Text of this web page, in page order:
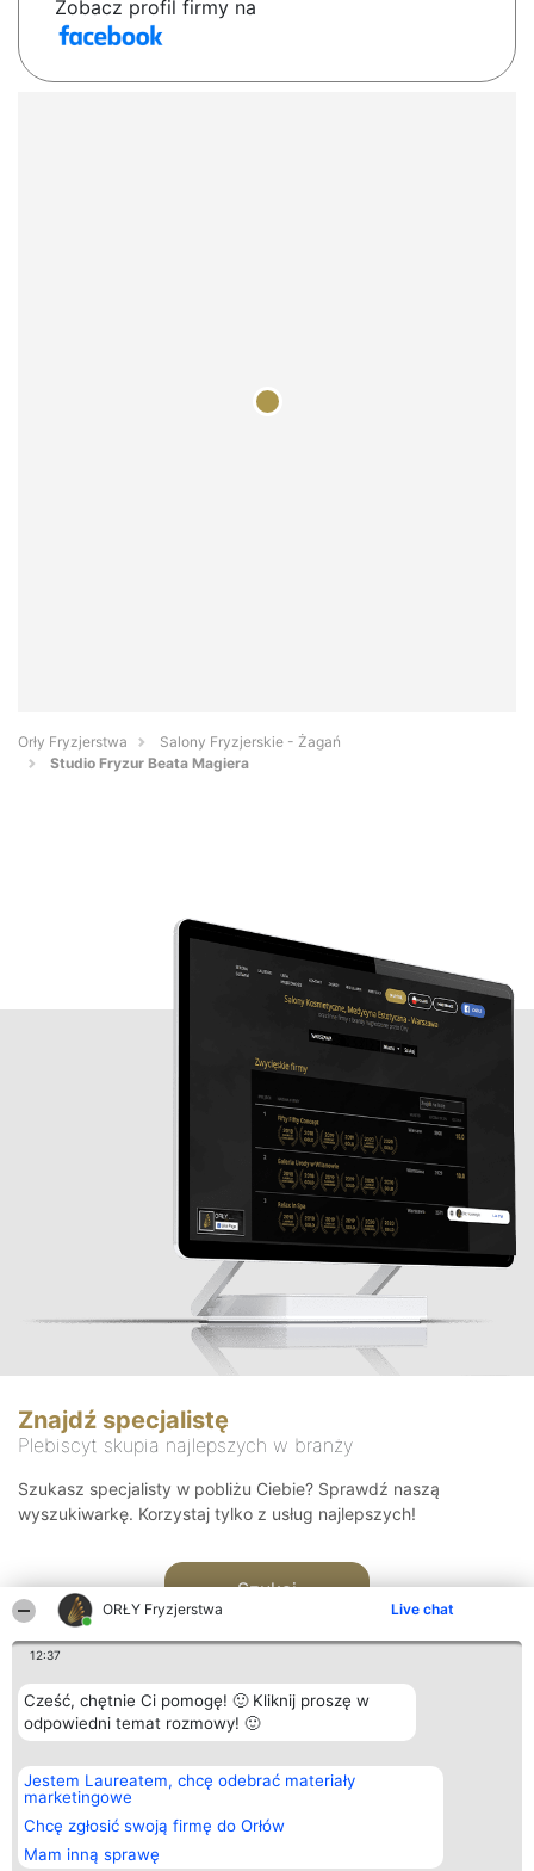
ORŁY Fryzjerstwa Live chat
12:37
Cześć, chętnie Ci pomogę! 🙂 Kliknij proszę w
odpowiedni temat rozmowy! 🙂
Jestem Laureatem, chcę odebrać materiały
marketingowe
Chcę zgłosić swoją firmę do Orłów
Mam inną sprawę
Zobacz profil firmy na
Orły Fryzjerstwa
Salony Fryzjerskie - Żagań
Studio Fryzur Beata Magiera
Znajdź specjalistę
Plebiscyt skupia najlepszych w branży
Szukasz specjalisty w pobliżu Ciebie? Sprawdź naszą
wyszukiwarkę. Korzystaj tylko z usług najlepszych!
Szukaj
Organizator plebiscytu
Bright Side Solutions sp. z o.
o. sp. k.
ul. Ruska 22
Wrocław 50-079
KRS 0000749100 | Regon
Plebiscyt
Laureaci
wszystkich
Laureatów
Kontakt
Kontakt